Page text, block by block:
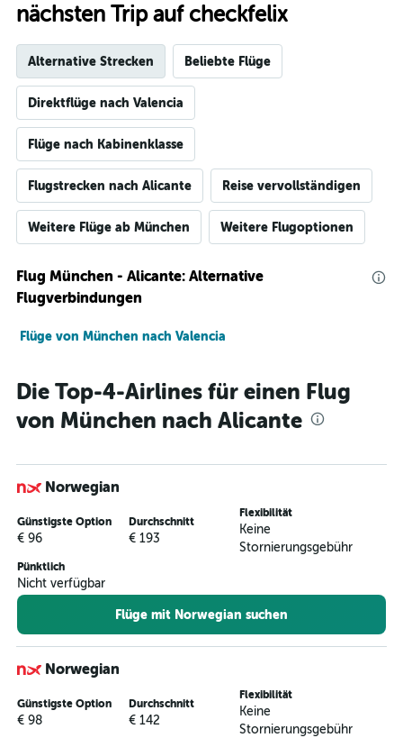
nächsten Trip auf checkfelix
Alternative Strecken Beliebte Flüge
Direktflüge nach Valencia
Flüge nach Kabinenklasse
Flugstrecken nach Alicante Reise vervollständigen
Weitere Flüge ab München Weitere Flugoptionen
Flug München - Alicante: Alternative
Flugverbindungen
Flüge von München nach Valencia
Die Top-4-Airlines für einen Flug
von München nach Alicante
Norwegian
Günstigste Option
€ 96
Durchschnitt
€ 193
Flexibilität
Keine
Stornierungsgebühr
Pünktlich
Nicht verfügbar
Flüge mit Norwegian suchen
Norwegian
Günstigste Option
€ 98
Durchschnitt
€ 142
Flexibilität
Keine
Stornierungsgebühr